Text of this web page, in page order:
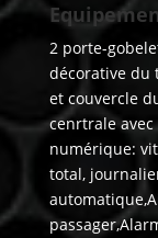
2 porte-
décorative du
et couvercle
cenrtrale
numérique:
total,